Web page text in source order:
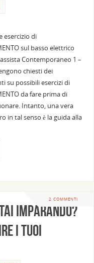
esercizio di
sul basso elettrico
Contemporaneo 1 –
chiesti dei
su possibili esercizi di
da fare prima di
Intanto, una vera
in tal senso è la guida alla
2 COMMENTI
imparando?
i tuoi